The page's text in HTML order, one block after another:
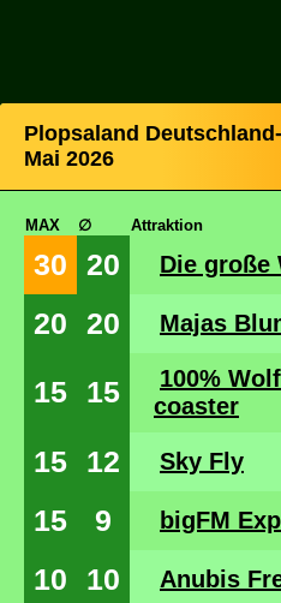
Plopsaland
Mai 2026
MAX ∅ Attraktion
30 20 Die große
20 20 Majas
15 15
100%
coaster
15 12 Sky Fly
15 9 bigFM
10 10 Anubis